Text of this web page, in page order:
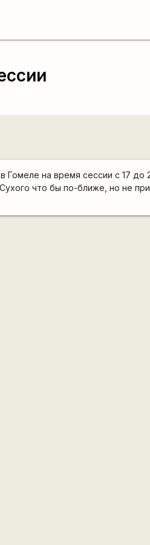
на время сессии с 17 до
что бы по-ближе, но не